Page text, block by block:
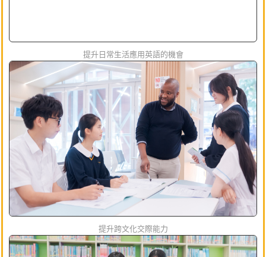
提升日常生活應用英語的機會
提升跨文化交際能力